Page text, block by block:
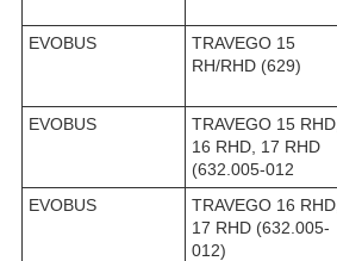
EVOBUS
TRAVEGO 15
RH/RHD (629)
EVOBUS
TRAVEGO 15 RHD,
16 RHD, 17 RHD
(632.005-012
EVOBUS
TRAVEGO 16 RHD,
17 RHD (632.005-
012)